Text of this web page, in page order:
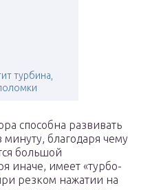
турбина,
способна развивать
минуту, благодаря чему
большой
иначе, имеет «турбо-
резком нажатии на